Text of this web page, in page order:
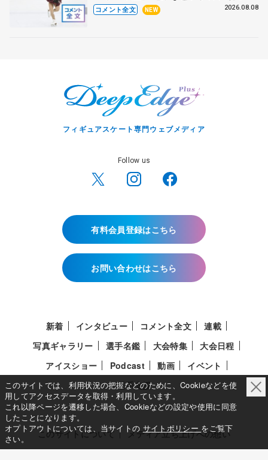
ー】
コメント全文 NEW 2026.08.08
フィギュアスケート専門ウェブメディア
Follow us
有料会員登録はこちら
お問い合わせはこちら
新着 インタビュー コメント全文
連載
写真ギャラリー
選手名鑑 大会特集
大会日程
アイスショー
Podcast 動画
イベント
選手支援
このサイトについて メディア立ち上げへの想い
このサイトでは、利用状況の把握などのために、Cookieなどを使
用してアクセスデータを取得・利用しています。
これ以降ページを遷移した場合、Cookieなどの設定や使用に同意
したことになります。
オプトアウトについては、当サイトの サイトポリシー をご覧下
さい。